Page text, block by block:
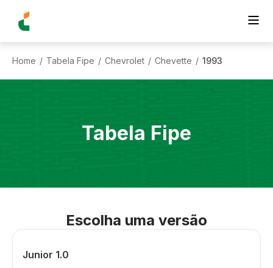
Home / Tabela Fipe / Chevrolet / Chevette / 1993
Tabela Fipe
Escolha uma versão
Junior 1.0